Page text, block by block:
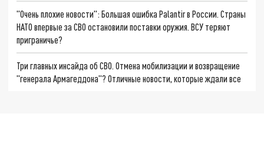
"Очень плохие новости": Большая ошибка Palantir в России. Страны
НАТО впервые за СВО остановили поставки оружия. ВСУ теряют
приграничье?
Три главных инсайда об СВО. Отмена мобилизации и возвращение
"генерала Армагеддона"? Отличные новости, которые ждали все